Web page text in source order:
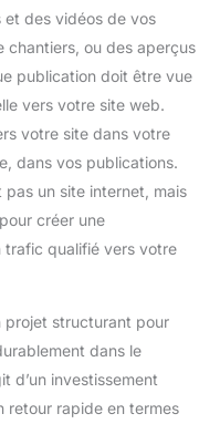
des vidéos de vos
chantiers, ou des aperçus
publication doit être vue
vers votre site web.
votre site dans votre
dans vos publications.
un site internet, mais
créer une
trafic qualifié vers votre
projet structurant pour
dans le
d’un investissement
retour rapide en termes